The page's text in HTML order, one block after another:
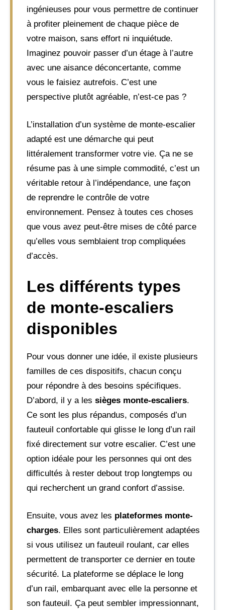
ingénieuses pour vous permettre de continuer
à profiter pleinement de chaque pièce de
votre maison, sans effort ni inquiétude.
Imaginez pouvoir passer d’un étage à l’autre
avec une aisance déconcertante, comme
vous le faisiez autrefois. C’est une
perspective plutôt agréable, n’est-ce pas ?
L’installation d’un système de monte-escalier
adapté est une démarche qui peut
littéralement transformer votre vie. Ça ne se
résume pas à une simple commodité, c’est un
véritable retour à l’indépendance, une façon
de reprendre le contrôle de votre
environnement. Pensez à toutes ces choses
que vous avez peut-être mises de côté parce
qu’elles vous semblaient trop compliquées
d’accès.
Les différents types
de monte-escaliers
disponibles
Pour vous donner une idée, il existe plusieurs
familles de ces dispositifs, chacun conçu
pour répondre à des besoins spécifiques.
D’abord, il y a les sièges monte-escaliers.
Ce sont les plus répandus, composés d’un
fauteuil confortable qui glisse le long d’un rail
fixé directement sur votre escalier. C’est une
option idéale pour les personnes qui ont des
difficultés à rester debout trop longtemps ou
qui recherchent un grand confort d’assise.
Ensuite, vous avez les plateformes monte-
charges. Elles sont particulièrement adaptées
si vous utilisez un fauteuil roulant, car elles
permettent de transporter ce dernier en toute
sécurité. La plateforme se déplace le long
d’un rail, embarquant avec elle la personne et
son fauteuil. Ça peut sembler impressionnant,